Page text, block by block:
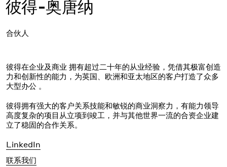
彼得-奥唐纳
合伙人
彼得在企业及商业 拥有超过二十年的从业经验，凭借其极富创造
力和创新性的能力，为英国、欧洲和亚太地区的客户打造了众多
大型办公 。
彼得拥有强大的客户关系技能和敏锐的商业洞察力，有能力领导
高度复杂的项目从立项到竣工，并与其他世界一流的合资企业建
立了稳固的合作关系。
LinkedIn
联系我们